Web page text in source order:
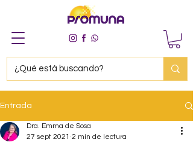
Entrada
Dra. Emma de Sosa
27 sept 2021 2 min de lectura